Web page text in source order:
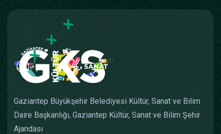
Gaziantep Büyükşehir Belediyesi Kültür, Sanat ve Bilim
Daire Başkanlığı, Gaziantep Kültür, Sanat ve Bilim Şehir
Ajandası